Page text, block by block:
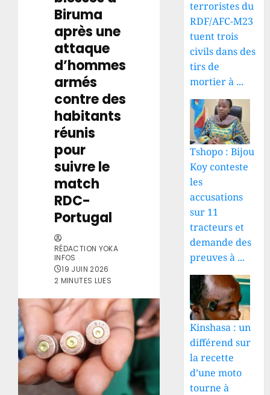
Biruma
après une
attaque
d’hommes
armés
contre des
habitants
réunis
pour
suivre le
match
RDC-
Portugal
RÉDACTION YOKA
INFOS
19 JUIN 2026
2 MINUTES LUES
terroristes du
RDF/AFC-M23
tuent trois
civils dans des
tirs de
mortier à ...
Tshopo : Bijou
Koy conteste
les
accusations
sur 11
tracteurs et
demande des
preuves à ...
Kinshasa : un
différend sur
la recette
d’une moto
tourne à